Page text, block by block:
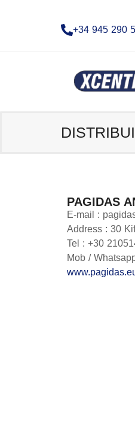
+34 945 290
PAGIDAS
E-mail :
Address : 30
Tel : +30
Mob /